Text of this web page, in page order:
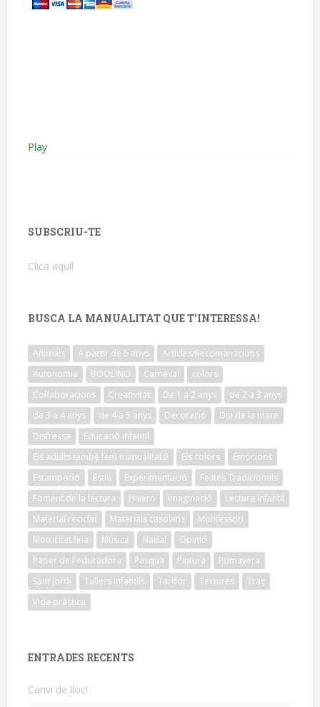
Play
SUBSCRIU-TE
Clica aquí!
BUSCA LA MANUALITAT QUE T’INTERESSA!
Animals A partir de 5 anys
Articles/Recomanacions
Autonomia
BOOLINO Carnaval
colors
Col·laboracions
Creativitat De 1 a 2 anys
de 2 a 3 anys
de 3 a 4 anys
de 4 a 5 anys Decoració
Dia de la mare
Disfressa
Educació infantil
Els adults també fem manualitats!
Els colors
Emocions
Estampació
Estiu Experimentació
Festes Tradicionals
Foment de la lectura
Hivern imaginació
Lectura Infantil
Material reciclat
Materials casolans
Montessori
Motricitat fina
Música Nadal
Opinió
Paper de l'educadora
Pasqua Pintura
Primavera
Sant Jordi
Tallers infantils Tardor Textures
Traç
Vida pràctica
ENTRADES RECENTS
Canvi de lloc!